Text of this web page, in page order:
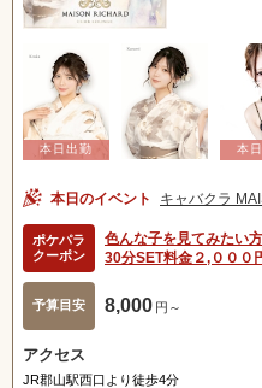
本日のイベント キャバクラ
ポケパラ
クーポン
色んな子を見てみたい
30分SET料金２,０００
予算目安 8,000 円～
アクセス
JR郡山駅西口より徒歩4分